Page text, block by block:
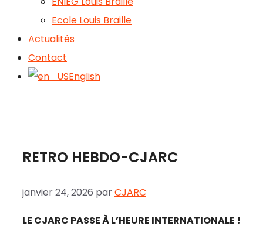
Ecole Louis Braille
Actualités
Contact
English
RETRO HEBDO-CJARC
janvier 24, 2026 parCJARC
LE CJARC PASSE À L’HEURE INTERNATIONALE !